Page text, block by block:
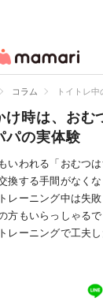
マリ
コラム トイトレ
け時は、おむ
パの実体験
いわれる「おむつ
換する手間がなく
レーニング中は失
方もいらっしゃる
レーニングで工夫